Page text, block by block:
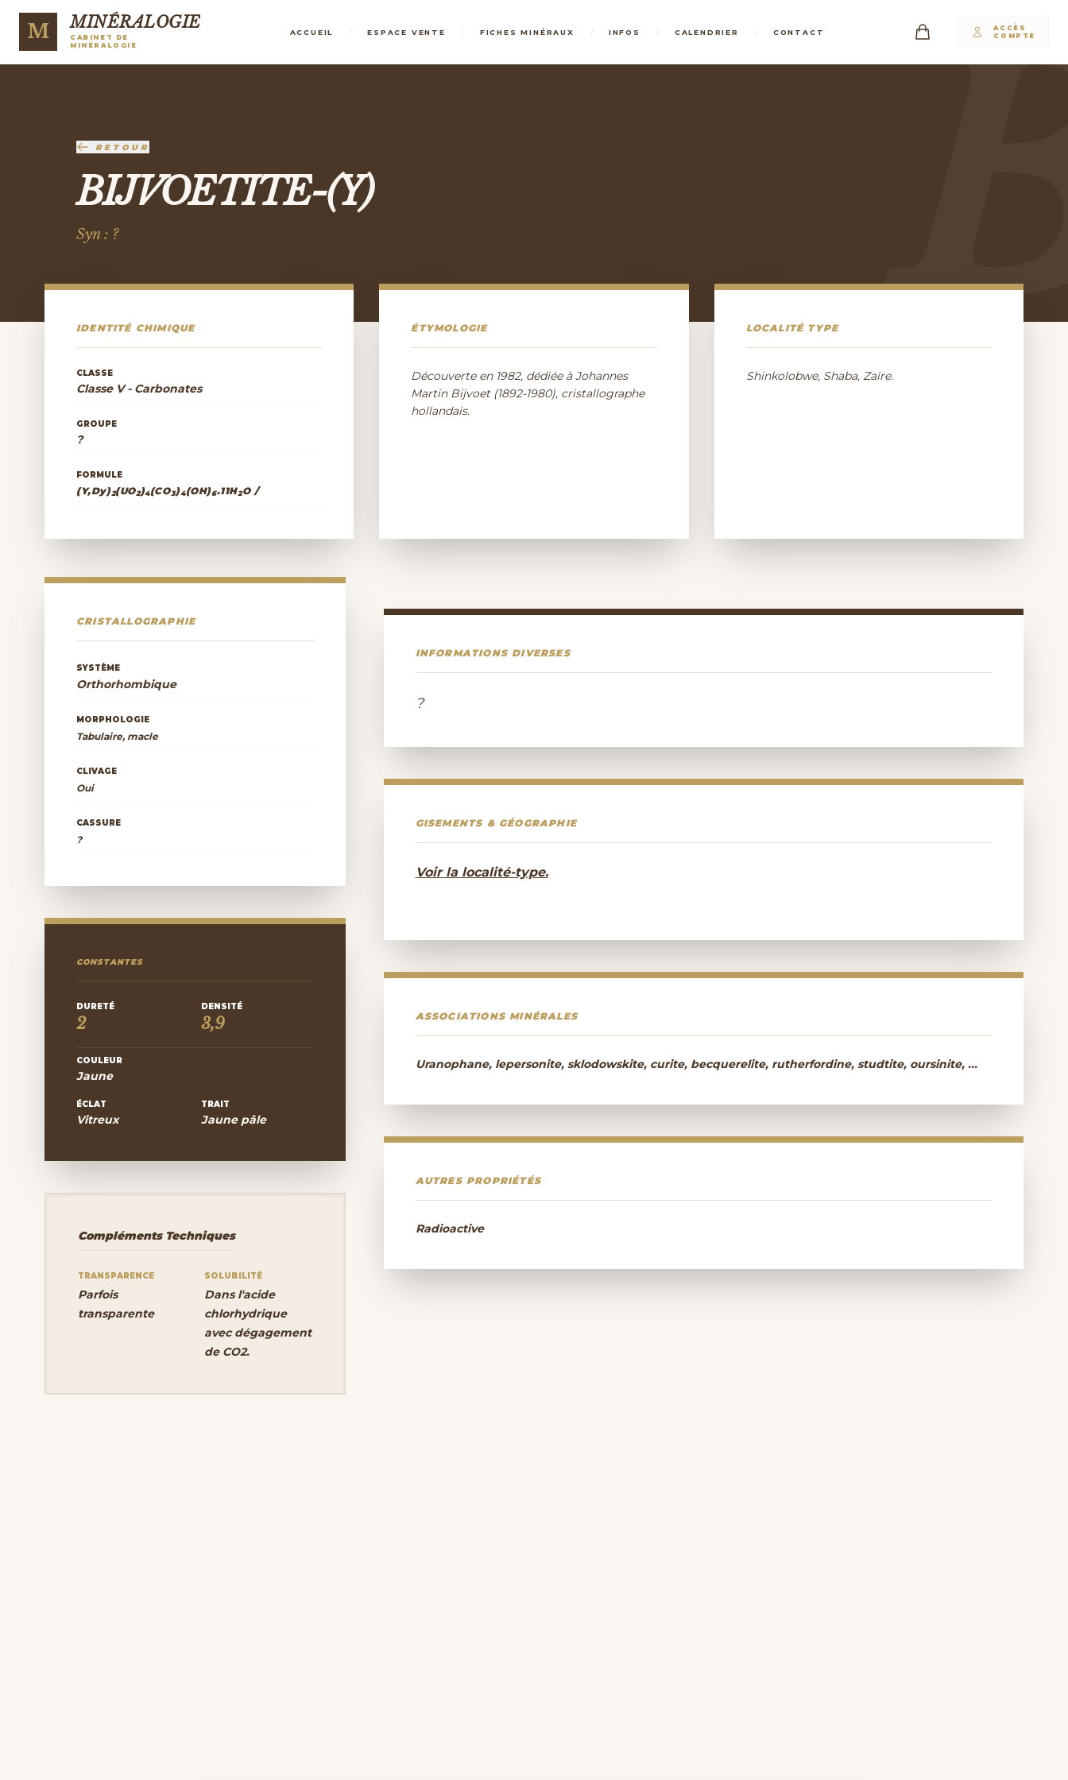
M MINÉRALOGIE
CABINET DE
MINÉRALOGIE
ACCUEIL / ESPACE VENTE / FICHES MINÉRAUX / INFOS / CALENDRIER / CONTACT
ACCÈS
COMPTE
RETOUR
BIJVOETITE-(Y)
Syn : ?
IDENTITÉ CHIMIQUE
CLASSE
Classe V - Carbonates
GROUPE
?
FORMULE
(Y,Dy)2(UO2)4(CO3)4(OH)6.11H2O /
ÉTYMOLOGIE
Découverte en 1982, dédiée à Johannes
Martin Bijvoet (1892-1980), cristallographe
hollandais.
LOCALITÉ TYPE
Shinkolobwe, Shaba, Zaïre.
CRISTALLOGRAPHIE
SYSTÈME
Orthorhombique
MORPHOLOGIE
Tabulaire, macle
CLIVAGE
Oui
CASSURE
?
CONSTANTES
DURETÉ
2
DENSITÉ
3,9
COULEUR
Jaune
ÉCLAT
Vitreux
TRAIT
Jaune pâle
Compléments Techniques
TRANSPARENCE
Parfois
transparente
SOLUBILITÉ
Dans l'acide
chlorhydrique
avec dégagement
de CO2.
INFORMATIONS DIVERSES
?
GISEMENTS & GÉOGRAPHIE
Voir la localité-type.
ASSOCIATIONS MINÉRALES
Uranophane, lepersonite, sklodowskite, curite, becquerelite, rutherfordine, studtite, oursinite, ...
AUTRES PROPRIÉTÉS
Radioactive